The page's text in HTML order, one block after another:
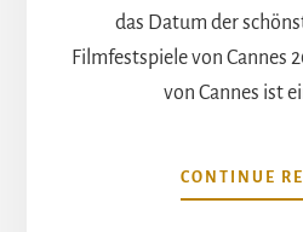
das Datum der
Filmfestspiele von Cannes
von Cannes ist
CONTINUE